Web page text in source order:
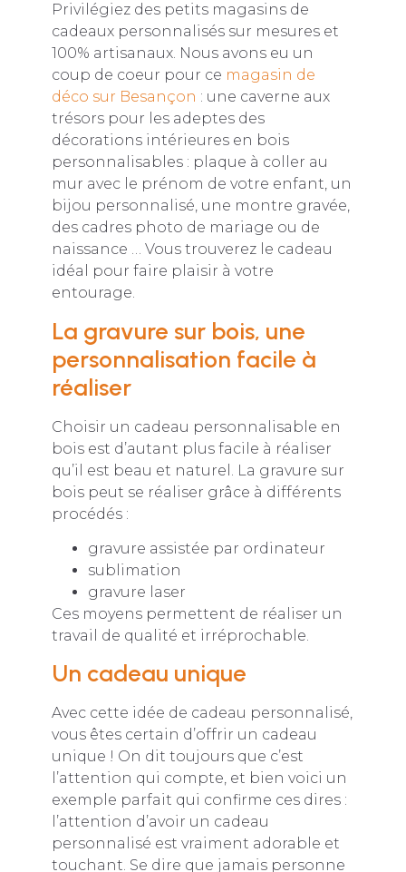
Privilégiez des petits magasins de
cadeaux personnalisés sur mesures et
100% artisanaux. Nous avons eu un
coup de coeur pour ce magasin de
déco sur Besançon : une caverne aux
trésors pour les adeptes des
décorations intérieures en bois
personnalisables : plaque à coller au
mur avec le prénom de votre enfant, un
bijou personnalisé, une montre gravée,
des cadres photo de mariage ou de
naissance … Vous trouverez le cadeau
idéal pour faire plaisir à votre
entourage.
La gravure sur bois, une
personnalisation facile à
réaliser
Choisir un cadeau personnalisable en
bois est d’autant plus facile à réaliser
qu’il est beau et naturel. La gravure sur
bois peut se réaliser grâce à différents
procédés :
gravure assistée par ordinateur
sublimation
gravure laser
Ces moyens permettent de réaliser un
travail de qualité et irréprochable.
Un cadeau unique
Avec cette idée de cadeau personnalisé,
vous êtes certain d’offrir un cadeau
unique ! On dit toujours que c’est
l’attention qui compte, et bien voici un
exemple parfait qui confirme ces dires :
l’attention d’avoir un cadeau
personnalisé est vraiment adorable et
touchant. Se dire que jamais personne